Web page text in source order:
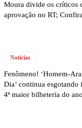
Moura divide os críticos
aprovação no RT;
Notícias
Fenômeno! ‘Homem-
Dia’ continua esgotando
4ª maior bilheteria do